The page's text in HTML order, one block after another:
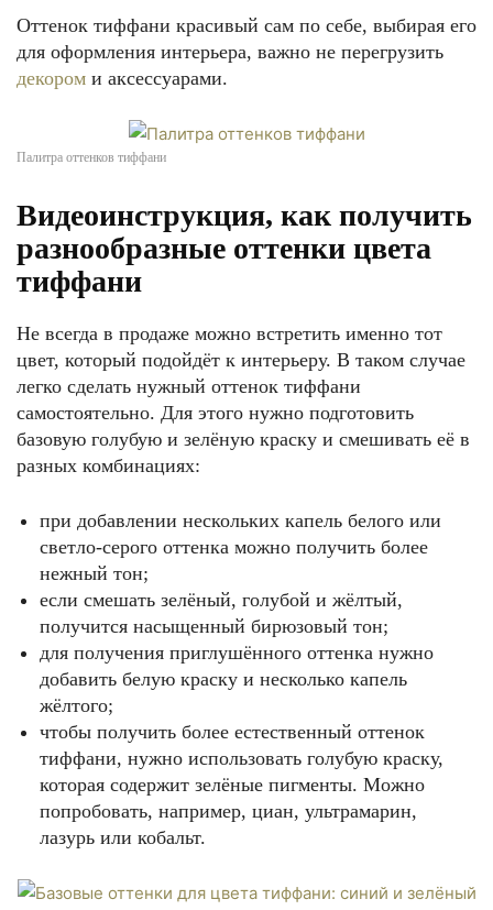
Оттенок тиффани красивый сам по себе, выбирая его
для оформления интерьера, важно не перегрузить
декором и аксессуарами.
Палитра оттенков тиффани
Видеоинструкция, как получить
разнообразные оттенки цвета
тиффани
Не всегда в продаже можно встретить именно тот
цвет, который подойдёт к интерьеру. В таком случае
легко сделать нужный оттенок тиффани
самостоятельно. Для этого нужно подготовить
базовую голубую и зелёную краску и смешивать её в
разных комбинациях:
при добавлении нескольких капель белого или
светло-серого оттенка можно получить более
нежный тон;
если смешать зелёный, голубой и жёлтый,
получится насыщенный бирюзовый тон;
для получения приглушённого оттенка нужно
добавить белую краску и несколько капель
жёлтого;
чтобы получить более естественный оттенок
тиффани, нужно использовать голубую краску,
которая содержит зелёные пигменты. Можно
попробовать, например, циан, ультрамарин,
лазурь или кобальт.